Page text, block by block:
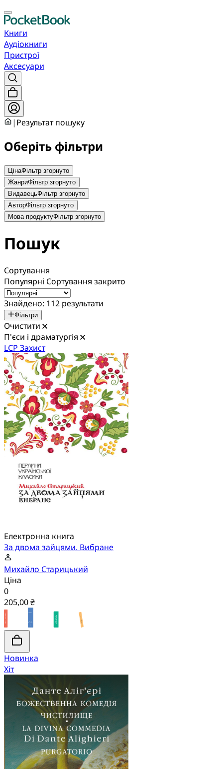
Книги
Аудіокниги
Пристрої
Аксесуари
| Результат пошуку
Оберіть фільтри
ЦінаФільтр згорнуто
ЖанриФільтр згорнуто
ВидавецьФільтр згорнуто
АвторФільтр згорнуто
Мова продуктуФільтр згорнуто
Пошук
Сортування
Популярні Сортування закрито
Знайдено: 112 результати
Фільтри
Очистити
П'єси і драматургія
LCP Захист
Електронна книга
За двома зайцями. Вибране
Михайло Старицький
Ціна
0
205,00 ₴
Новинка
Хіт